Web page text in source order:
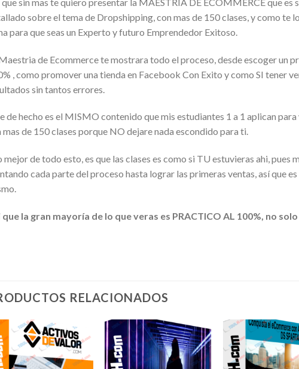
sobre el tema de Dropshipping, con mas de 150 clases, y como te
para que seas un Experto y futuro Emprendedor Exitoso.
de Ecommerce te mostrara todo el proceso, desde escoger un
, como promover una tienda en Facebook Con Exito y como SI tener
sin tantos errores.
de hecho es el MISMO contenido que mis estudiantes 1 a 1 aplican para
mas de 150 clases porque NO dejare nada escondido para ti.
mejor de todo esto, es que las clases es como si TU estuvieras ahi, pues
cada parte del proceso hasta lograr las primeras ventas, así que
que la gran mayoría de lo que veras es PRACTICO AL 100%, no
RELACIONADOS